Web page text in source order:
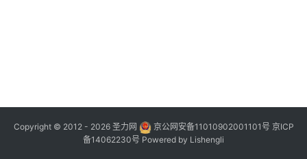
Copyright © 2012 - 2026 圣力网 京公网安备11010902001101号 京ICP
备14062230号 Powered by Lishengli